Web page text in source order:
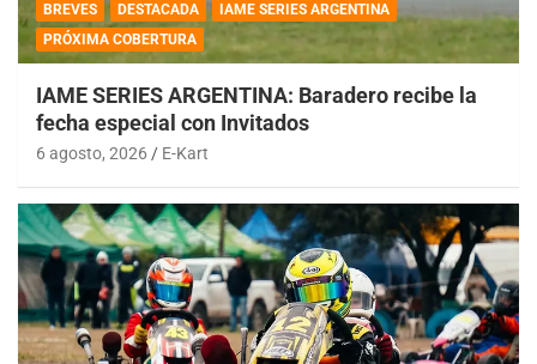
BREVES DESTACADA
IAME SERIES ARGENTINA
PRÓXIMA COBERTURA
IAME SERIES ARGENTINA: Baradero recibe la
fecha especial con Invitados
6 agosto, 2026 E-Kart